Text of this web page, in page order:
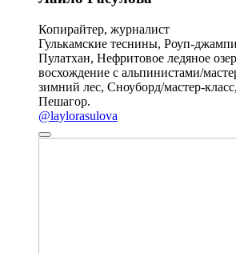
Копирайтер, журналист
Гулькамские теснины, Роуп-
Пулатхан, Нефритовое ледяное
восхождение с альпинистами/
зимний лес, Сноуборд/мастер-
Пешагор.
@laylorasulova